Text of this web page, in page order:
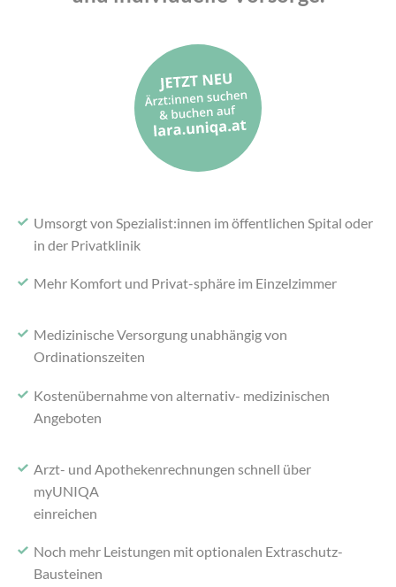
Umsorgt von Spezialist:innen im öffentlichen Spital oder
in der Privatklinik
Mehr Komfort und Privat-sphäre im Einzelzimmer
Medizinische Versorgung unabhängig von
Ordinationszeiten
Kostenübernahme von alternativ- medizinischen
Angeboten
Arzt- und Apothekenrechnungen schnell über
myUNIQA
einreichen
Noch mehr Leistungen mit optionalen Extraschutz-
Bausteinen